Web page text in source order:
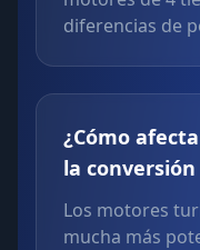
diferencias de
¿Cómo
la conversión
Los motores
mucha más